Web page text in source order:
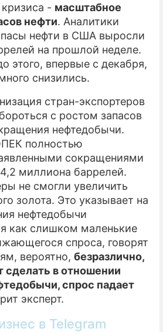
- масштабное
нефти. Аналитики
нефти в США выросли
на прошлой неделе.
этого, впервые с декабря,
снизились.
стран-экспортеров
с ростом запасов
нефтедобычи.
полностью
сокращениями
миллиона баррелей.
не смогли увеличить
золота. Это указывает на
нефтедобычи
как слишком маленькие
спроса, говорят
вероятно, безразлично,
в отношении
спрос падает
эксперт.
в Telegram